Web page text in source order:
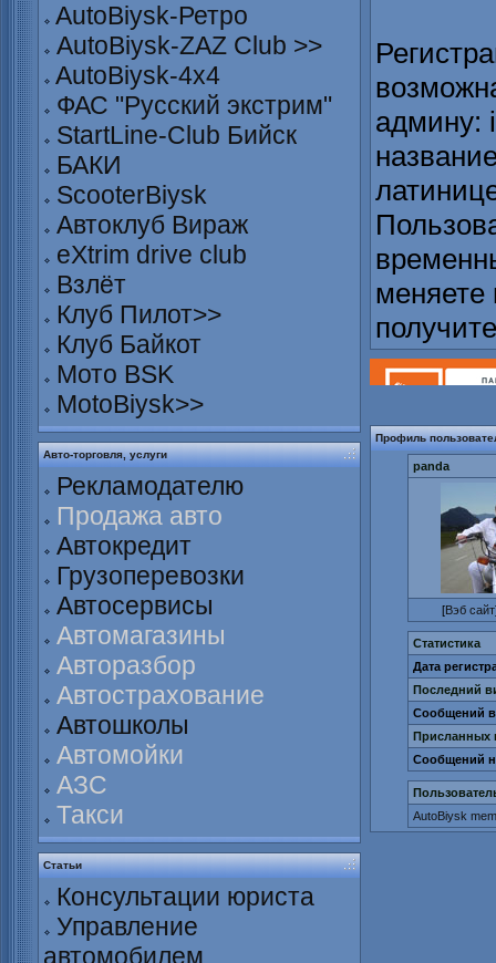
AutoBiysk-Ретро
AutoBiysk-ZAZ Club >>
AutoBiysk-4x4
ФАС "Русский экстрим"
StartLine-Club Бийск
БАКИ
ScooterBiysk
Автоклуб Вираж
eXtrim drive club
Взлёт
Клуб Пилот>>
Клуб Байкот
Мото BSK
MotoBiysk>>
Авто-торговля, услуги
Рекламодателю
Продажа авто
Автокредит
Грузоперевозки
Автосервисы
Автомагазины
Авторазбор
Автострахование
Автошколы
Автомойки
АЗС
Такси
Статьи
Консультации юриста
Управление
автомобилем
админу:
меняете
Профиль
panda
[Вэб сайт
Статистика
Дата
Последний
Сообщений в
Присланных
Сообщений
AutoBiysk